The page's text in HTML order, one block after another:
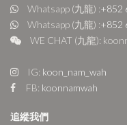
Whatsapp (九龍) :+852
Whatsapp (九龍) :+852
WE CHAT (九龍):
IG: koon_nam_wah
FB: koonnamwah
追縱我們